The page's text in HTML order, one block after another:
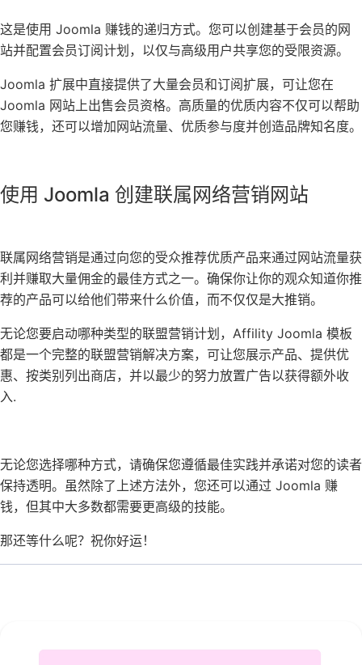
这是使用 Joomla 赚钱的递归方式。您可以创建基于会员的网
站并配置会员订阅计划，以仅与高级用户共享您的受限资源。
Joomla 扩展中直接提供了大量会员和订阅扩展，可让您在
Joomla 网站上出售会员资格。高质量的优质内容不仅可以帮助
您赚钱，还可以增加网站流量、优质参与度并创造品牌知名度。
使用 Joomla 创建联属网络营销网站
联属网络营销是通过向您的受众推荐优质产品来通过网站流量获
利并赚取大量佣金的最佳方式之一。确保你让你的观众知道你推
荐的产品可以给他们带来什么价值，而不仅仅是大推销。
无论您要启动哪种类型的联盟营销计划，Affility Joomla 模板
都是一个完整的联盟营销解决方案，可让您展示产品、提供优
惠、按类别列出商店，并以最少的努力放置广告以获得额外收
入.
无论您选择哪种方式，请确保您遵循最佳实践并承诺对您的读者
保持透明。虽然除了上述方法外，您还可以通过 Joomla 赚
钱，但其中大多数都需要更高级的技能。
那还等什么呢？祝你好运！